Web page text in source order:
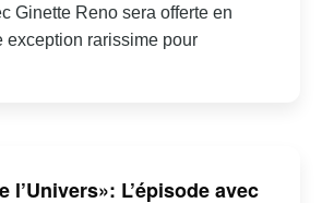
Ginette Reno sera offerte en
exception rarissime pour
l’Univers»: L’épisode avec